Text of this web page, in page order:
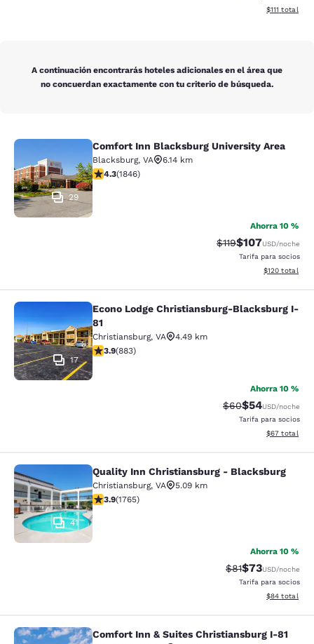
Ver detalles
$111 total
A continuación encontrarás hoteles adicionales en el área que
no concuerdan exactamente con tu criterio de búsqueda.
Comfort Inn Blacksburg University
29
Comfort Inn Blacksburg University Area
Blacksburg, VA
6.14 km
Calificación de 4.25 estrellas. Excelente. 1846 reseñas
4.3(1846)
Ahorra 10 %
Tarifa tachada:
$119Tarifa reducida:
$107USD/noche
Tarifa para socios
Ver detalles
$120 total
Econo Lodge Christiansburg-
17
Econo Lodge Christiansburg-Blacksburg I-
81
Christiansburg, VA
4.49 km
Calificación de 3.88 estrellas. Bueno. 883 reseñas
3.9(883)
Ahorra 10 %
Tarifa tachada:
$60Tarifa
$54USD/noche
Tarifa para socios
Ver detalles
$67 total
Quality Inn Christiansburg -
41
Quality Inn Christiansburg - Blacksburg
Christiansburg, VA
5.09 km
Calificación de 3.86 estrellas. Bueno. 1765 reseñas
3.9(1765)
Ahorra 10 %
Tarifa tachada:
$81Tarifa
$73USD/noche
Tarifa para socios
Ver detalles
$84 total
Comfort Inn & Suites
Comfort Inn & Suites Christiansburg I-81